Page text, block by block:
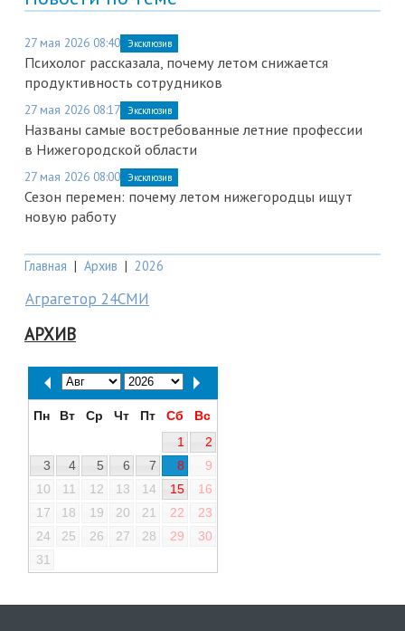
27 мая 2026 08:40 Эксклюзив
Психолог рассказала, почему летом снижается
продуктивность сотрудников
27 мая 2026 08:17 Эксклюзив
Названы самые востребованные летние профессии
в Нижегородской области
27 мая 2026 08:00 Эксклюзив
Сезон перемен: почему летом нижегородцы ищут
новую работу
Главная | Архив | 2026
Аграгетор 24СМИ
АРХИВ
Пн Вт Ср Чт Пт Сб
Вс
1
2
3
4 5 6 7 8
9
10
11 12 13 14 15
16
17
18 19 20 21 22
23
24
25 26 27 28 29
30
31